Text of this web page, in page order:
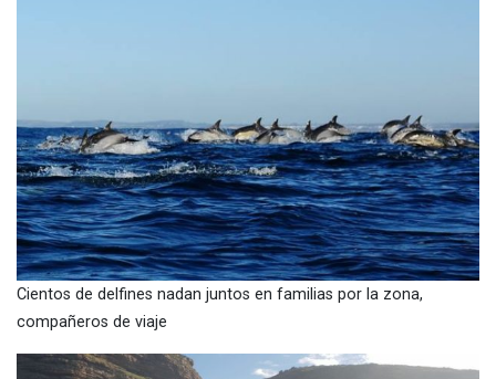
Cientos de delfines nadan juntos en familias por la zona,
compañeros de viaje